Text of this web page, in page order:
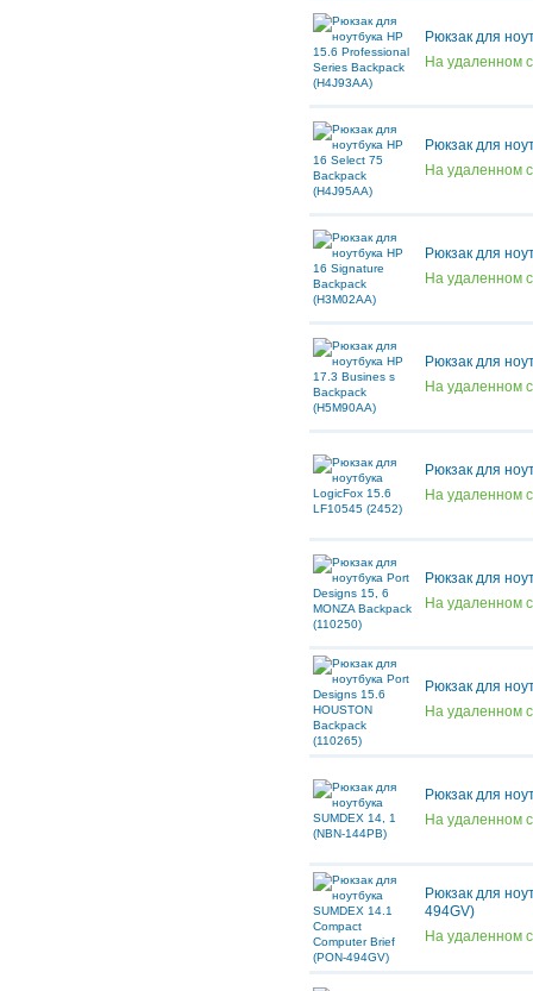
Рюкзак для
На удаленном
Рюкзак для
На удаленном
Рюкзак для
На удаленном
Рюкзак для
На удаленном
Рюкзак для
На удаленном
Рюкзак для
На удаленном
Рюкзак для
На удаленном
Рюкзак для
На удаленном
Рюкзак для
494GV)
На удаленном